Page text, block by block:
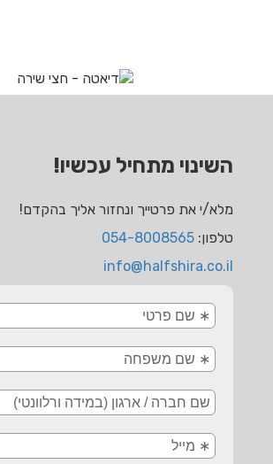
השינוי מתחיל עכשיו!
מלא/י את פרטייך ונחזור אליך בהקדם!
טלפון: 054-8008565
info@halfshira.co.il